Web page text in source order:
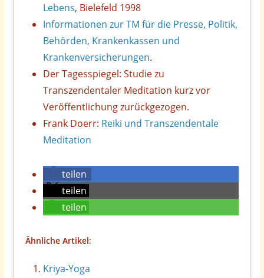
Lebens, Bielefeld 1998
Informationen zur TM für die Presse, Politik,
Behörden, Krankenkassen und
Krankenversicherungen.
Der Tagesspiegel: Studie zu
Transzendentaler Meditation kurz vor
Veröffentlichung zurückgezogen.
Frank Doerr: Reiki und Transzendentale
Meditation
teilen
teilen
teilen
Ähnliche Artikel:
Kriya-Yoga